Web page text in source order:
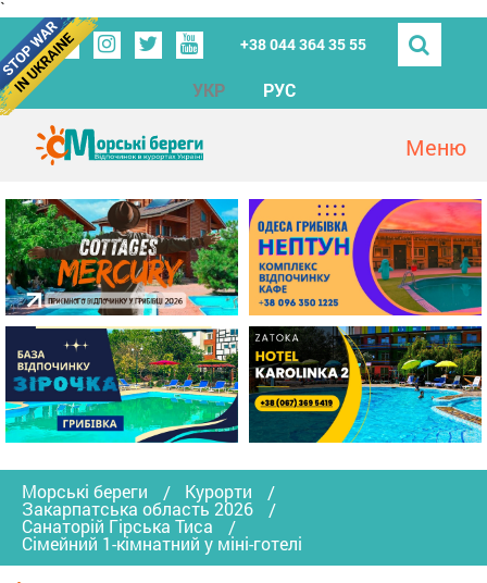
`
+38 044 364 35 55
УКР РУС
Морські береги Курорти
Закарпатська область 2026
Санаторій Гірська Тиса
Сімейний 1-кімнатний у міні-готелі